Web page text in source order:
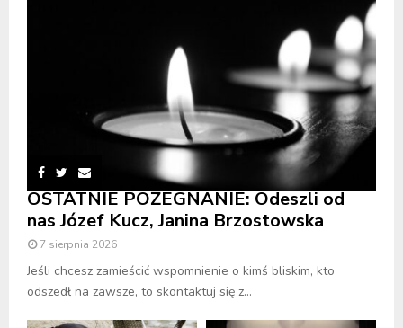
OSTATNIE POŻEGNANIE: Odeszli od
nas Józef Kucz, Janina Brzostowska
7 sierpnia 2026
Jeśli chcesz zamieścić wspomnienie o kimś bliskim, kto
odszedł na zawsze, to skontaktuj się z...